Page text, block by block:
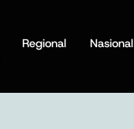
Regional Nasional